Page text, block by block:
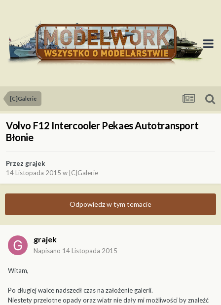
[C]Galerie
Volvo F12 Intercooler Pekaes Autotransport
Błonie
Przez grajek
14 Listopada 2015 w [C]Galerie
Odpowiedz w tym temacie
grajek
Napisano 14 Listopada 2015
Witam,
Po długiej walce nadszedł czas na założenie galerii.
Niestety przelotne opady oraz wiatr nie dały mi możliwości by znaleźć